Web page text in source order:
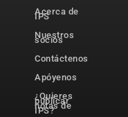
Acerca de
IPS
Nuestros
socios
Contáctenos
Apóyenos
¿Quieres
publicar
notas de
IPS?